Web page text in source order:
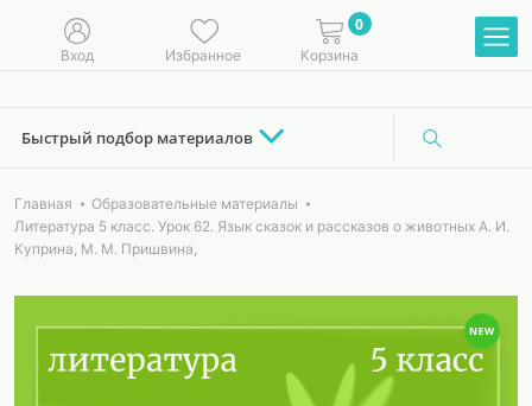
Вход Избранное
0
Корзина
Быстрый подбор материалов
Главная
Образовательные материалы
Литература 5 класс. Урок 62. Язык сказок и рассказов о животных А. И.
Куприна, М. М. Пришвина,